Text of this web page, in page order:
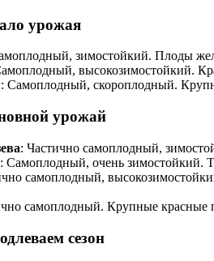
урожая
зимостойкий. Плоды
высокозимостойкий.
: Самоплодный, скороплодный.
урожай
: Частично самоплодный,
: Самоплодный, очень зимостойкий.
самоплодный,
самоплодный. Крупные красные
сезон